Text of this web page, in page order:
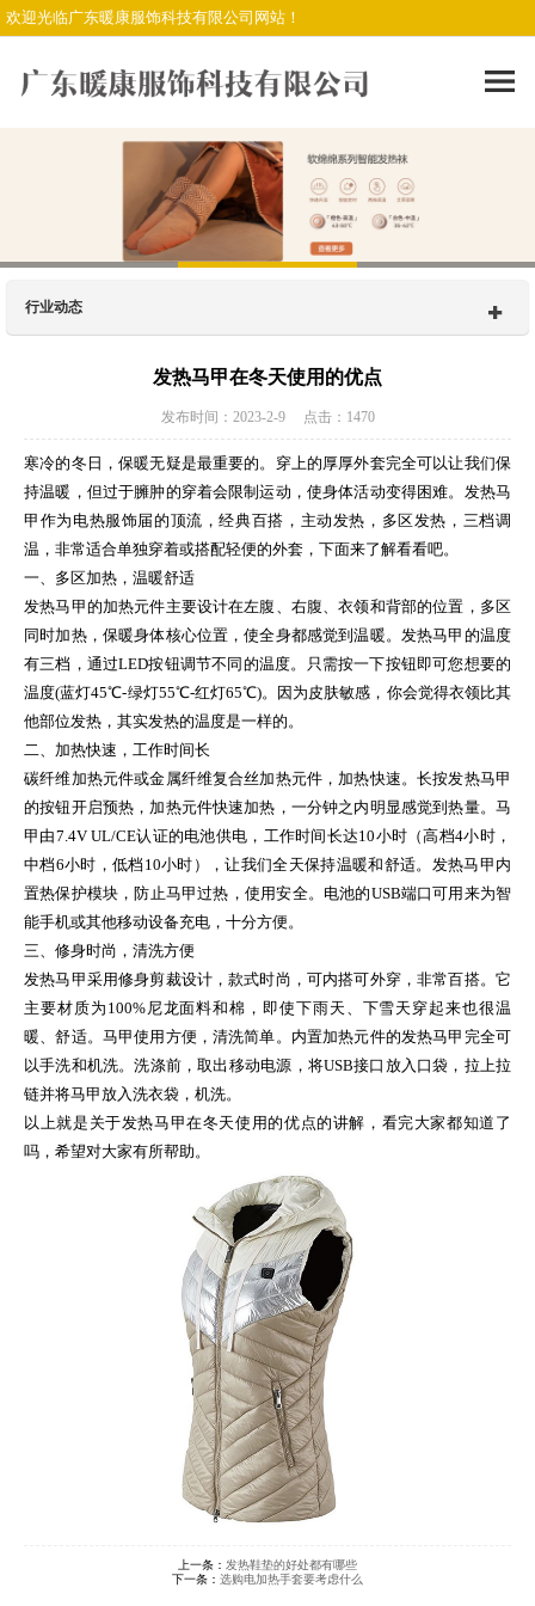
欢迎光临广东暖康服饰科技有限公司网站！
行业动态
发热马甲在冬天使用的优点
发布时间：2023-2-9 点击：1470
寒冷的冬日，保暖无疑是最重要的。穿上的厚厚外套完全可以让我们保
持温暖，但过于臃肿的穿着会限制运动，使身体活动变得困难。发热马
甲作为电热服饰届的顶流，经典百搭，主动发热，多区发热，三档调
温，非常适合单独穿着或搭配轻便的外套，下面来了解看看吧。
一、多区加热，温暖舒适
发热马甲的加热元件主要设计在左腹、右腹、衣领和背部的位置，多区
同时加热，保暖身体核心位置，使全身都感觉到温暖。发热马甲的温度
有三档，通过LED按钮调节不同的温度。只需按一下按钮即可您想要的
温度(蓝灯45℃-绿灯55℃-红灯65℃)。因为皮肤敏感，你会觉得衣领比其
他部位发热，其实发热的温度是一样的。
二、加热快速，工作时间长
碳纤维加热元件或金属纤维复合丝加热元件，加热快速。长按发热马甲
的按钮开启预热，加热元件快速加热，一分钟之内明显感觉到热量。马
甲由7.4V UL/CE认证的电池供电，工作时间长达10小时（高档4小时，
中档6小时，低档10小时），让我们全天保持温暖和舒适。发热马甲内
置热保护模块，防止马甲过热，使用安全。电池的USB端口可用来为智
能手机或其他移动设备充电，十分方便。
三、修身时尚，清洗方便
发热马甲采用修身剪裁设计，款式时尚，可内搭可外穿，非常百搭。它
主要材质为100%尼龙面料和棉，即使下雨天、下雪天穿起来也很温
暖、舒适。马甲使用方便，清洗简单。内置加热元件的发热马甲完全可
以手洗和机洗。洗涤前，取出移动电源，将USB接口放入口袋，拉上拉
链并将马甲放入洗衣袋，机洗。
以上就是关于发热马甲在冬天使用的优点的讲解，看完大家都知道了
吗，希望对大家有所帮助。
上一条： 发热鞋垫的好处都有哪些
下一条： 选购电加热手套要考虑什么